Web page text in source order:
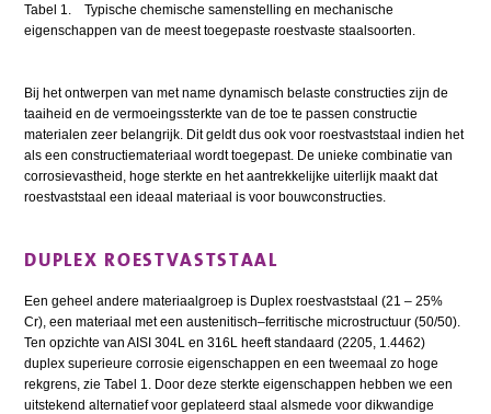
Tabel 1. Typische chemische samenstelling en mechanische
eigenschappen van de meest toegepaste roestvaste staalsoorten.
Bij het ontwerpen van met name dynamisch belaste constructies zijn de
taaiheid en de vermoeingssterkte van de toe te passen constructie
materialen zeer belangrijk. Dit geldt dus ook voor roestvaststaal indien het
als een constructiemateriaal wordt toegepast. De unieke combinatie van
corrosievastheid, hoge sterkte en het aantrekkelijke uiterlijk maakt dat
roestvaststaal een ideaal materiaal is voor bouwconstructies.
DUPLEX ROESTVASTSTAAL
Een geheel andere materiaalgroep is Duplex roestvaststaal (21 – 25%
Cr), een materiaal met een austenitisch–ferritische microstructuur (50/50).
Ten opzichte van AISI 304L en 316L heeft standaard (2205, 1.4462)
duplex superieure corrosie eigenschappen en een tweemaal zo hoge
rekgrens, zie Tabel 1. Door deze sterkte eigenschappen hebben we een
uitstekend alternatief voor geplateerd staal alsmede voor dikwandige